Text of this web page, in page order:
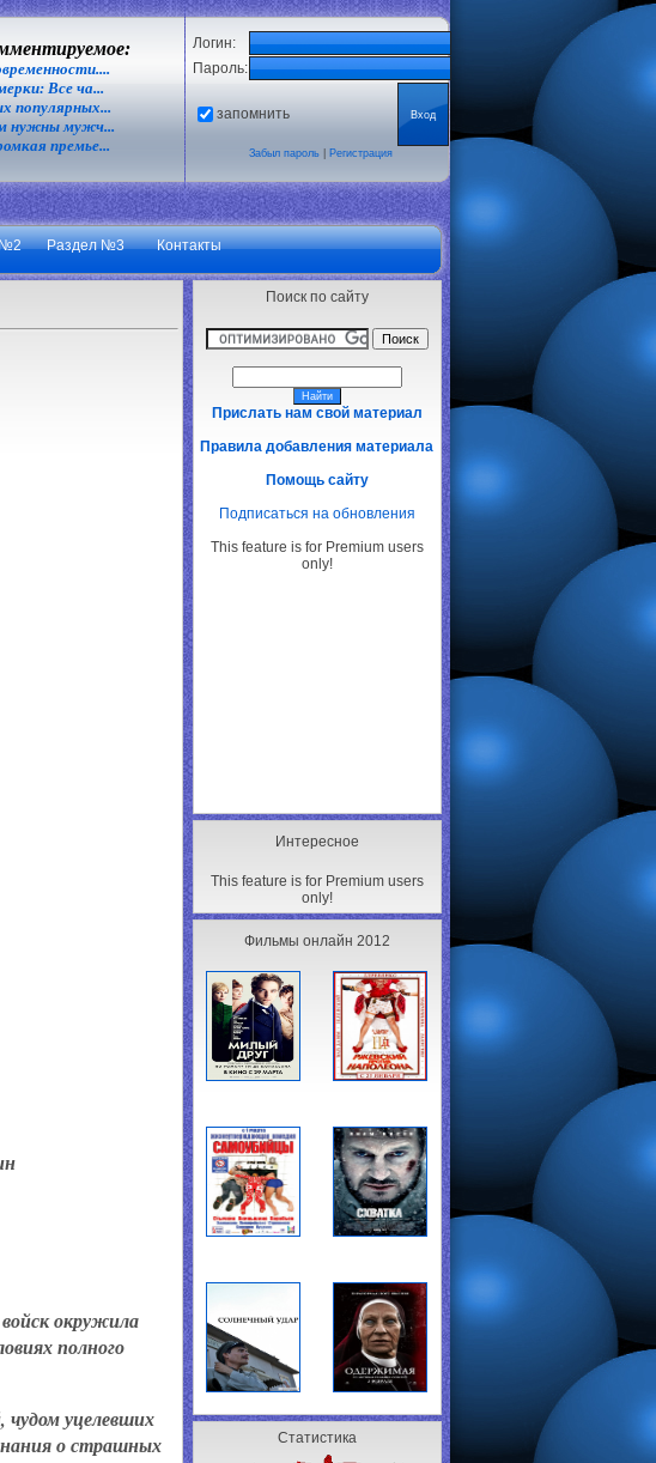
Все ча...
популярных...
нужны мужч...
премье...
Логин:
Пароль:
запомнить
Забыл пароль| Регистрация
№2 Раздел №3 Контакты
Поиск по сайту
Прислать нам свой материал
Правила добавления материала
Помощь сайту
Подписаться на обновления
This feature is for Premium users
only!
Интересное
This feature is for Premium users
only!
Фильмы онлайн 2012
Статистика
окружила
полного
уцелевших
о страшных